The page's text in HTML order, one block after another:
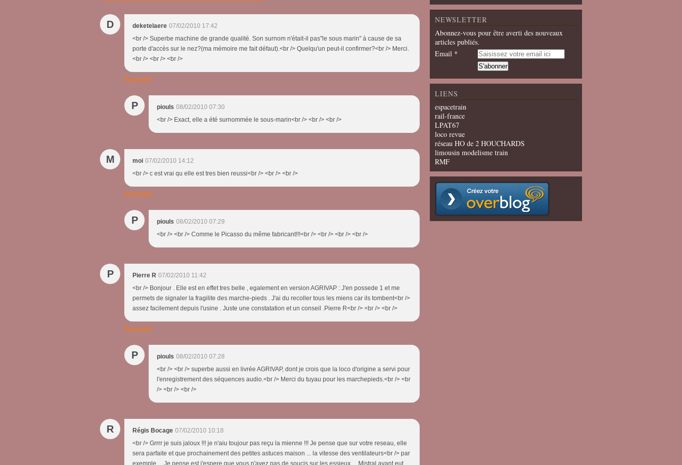
D deketelaere 07/02/2010 17:42
<br /> Superbe machine de grande qualité. Son surnom n'était-il pas"le sous marin" à cause de sa
porte d'accès sur le nez?(ma mémoire me fait défaut).<br /> Quelqu'un peut-il confirmer?<br /> Merci.
<br /> <br /> <br />
Répondre
P piouls 08/02/2010 07:30
<br /> Exact, elle a été surnommée le sous-marin<br /> <br /> <br />
M moi 07/02/2010 14:12
<br /> c est vrai qu elle est tres bien reussi<br /> <br /> <br />
Répondre
P piouls 08/02/2010 07:29
<br /> <br /> Comme le Picasso du même fabricant!!!<br /> <br /> <br /> <br />
P Pierre R 07/02/2010 11:42
<br /> Bonjour . Elle est en effet tres belle , egalement en version AGRIVAP : J'en possede 1 et me
permets de signaler la fragilite des marche-pieds . J'ai du recoller tous les miens car ils tombent<br />
assez facilement depuis l'usine . Juste une constatation et un conseil .Pierre R<br /> <br /> <br />
Répondre
P piouls 08/02/2010 07:28
<br /> <br /> superbe aussi en livrée AGRIVAP, dont je crois que la loco d'origine a servi pour
l'enregistrement des séquences audio.<br /> Merci du tuyau pour les marchepieds.<br /> <br
/> <br /> <br />
R Régis Bocage 07/02/2010 10:18
<br /> Grrrr je suis jaloux !!! je n'aiu toujour pas reçu la mienne !!! Je pense que sur votre reseau, elle
sera parfaite et que prochainement des petites astuces maison ... la vitesse des ventilateurs<br /> par
exemple ... Je pense est j'espere que vous n'avez pas de soucis sur les essieux ... Mistral ayant eut
NEWSLETTER
Abonnez-vous pour être averti des nouveaux
articles publiés.
Email
LIENS
espacetrain
rail-france
LPAT67
loco revue
réseau HO de 2 HOUCHARDS
limousin modelisme train
RMF